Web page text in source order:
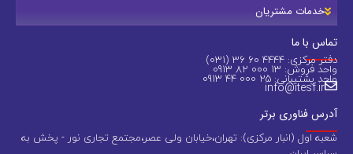
خدمات مشتریان
تماس با ما
دفتر مرکزی: 4444 60 36 (031)
واحد فروش: 13 000 82 0913
واحد پشتیبانی: 25 000 44 0913
info@itesf.ir
آدرس فناوری برتر
شعبه اول (انبار مرکزی): تهران،خیابان ولی عصر،مجتمع تجاری نور - پخش به